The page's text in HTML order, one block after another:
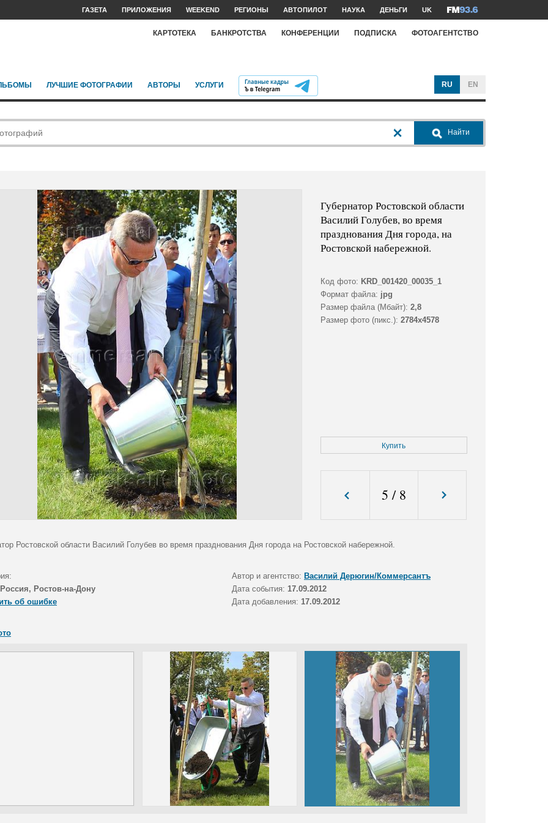
ГАЗЕТА ПРИЛОЖЕНИЯ WEEKEND РЕГИОНЫ АВТОПИЛОТ НАУКА ДЕНЬГИ UK
КАРТОТЕКА БАНКРОТСТВА КОНФЕРЕНЦИИ ПОДПИСКА ФОТОАГЕНТСТВО
ЛУЧШИЕ ФОТОГРАФИИ АВТОРЫ УСЛУГИ RU EN
Найти
Губернатор Ростовской области
Василий Голубев, во время
празднования Дня города, на
Ростовской набережной.
Код фото: KRD_001420_00035_1
Формат файла: jpg
Размер файла (Мбайт): 2,8
Размер фото (пикс.): 2784x4578
Купить
5 / 8
Ростовской области Василий Голубев во время празднования Дня города на Ростовской набережной.
Автор и агентство: Василий Дерюгин/Коммерсантъ
Россия, Ростов-на-Дону Дата события: 17.09.2012
об ошибке
Дата добавления: 17.09.2012